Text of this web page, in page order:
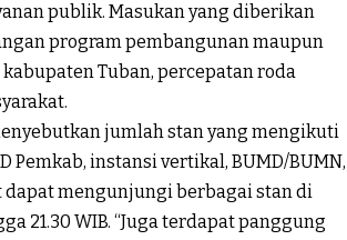
publik. Masukan yang diberikan
program pembangunan maupun
Tuban, percepatan roda
jumlah stan yang mengikuti
Pemkab, instansi vertikal, BUMD/BUMN,
dapat mengunjungi berbagai stan di
21.30 WIB. “Juga terdapat panggung